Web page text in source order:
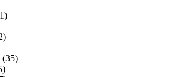
(35)